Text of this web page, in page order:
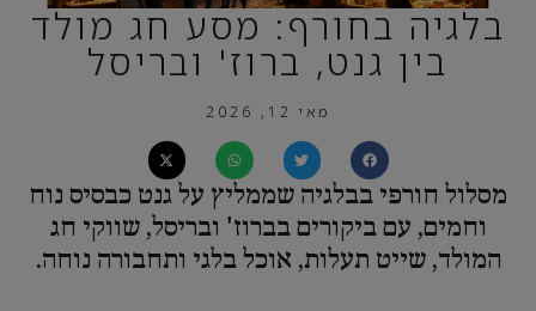
בלגיה בחורף: מסע חג מולד
בין גנט, ברוז' ובריסל
מאי 12, 2026
מסלול חורפי בבלגיה שממליץ על גנט כבסיס נוח
וחמים, עם ביקורים בברוז' ובריסל, שווקי חג
המולד, שייט תעלות, אוכל בלגי ותחבורה נוחה.